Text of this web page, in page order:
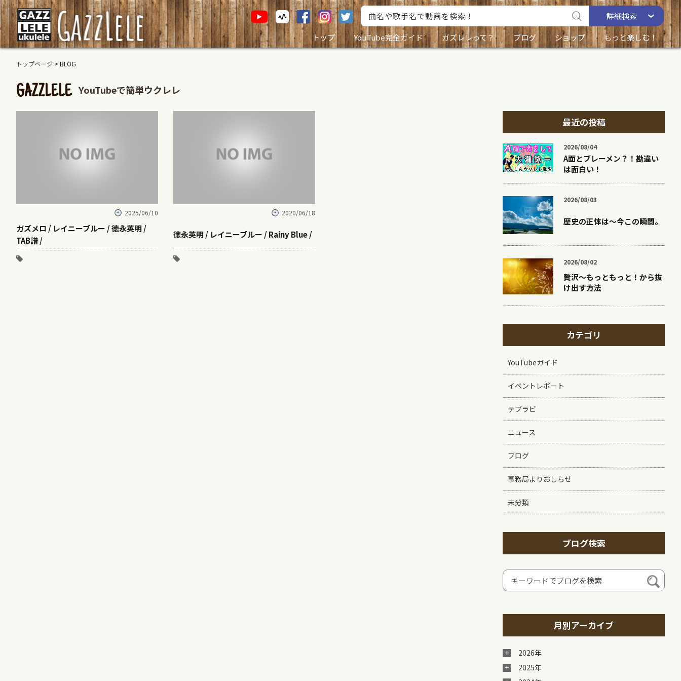
詳細検索
トップ
YouTube完全ガイド ガズレレって？ ブログ ショップ もっと楽しむ！
トップページ > BLOG
GAZZLELE YouTubeで簡単ウクレレ
2025/06/10
ガズメロ / レイニーブルー / 徳永英明 /
TAB譜 /
2020/06/18
徳永英明 / レイニーブルー / Rainy Blue /
最近の投稿
2026/08/04
A面とブレーメン？！勘違い
は面白い！
2026/08/03
歴史の正体は〜今この瞬間。
2026/08/02
贅沢〜もっともっと！から抜
け出す方法
カテゴリ
YouTubeガイド
イベントレポート
テブラビ
ニュース
ブログ
事務局よりおしらせ
未分類
ブログ検索
月別アーカイブ
2026年
2025年